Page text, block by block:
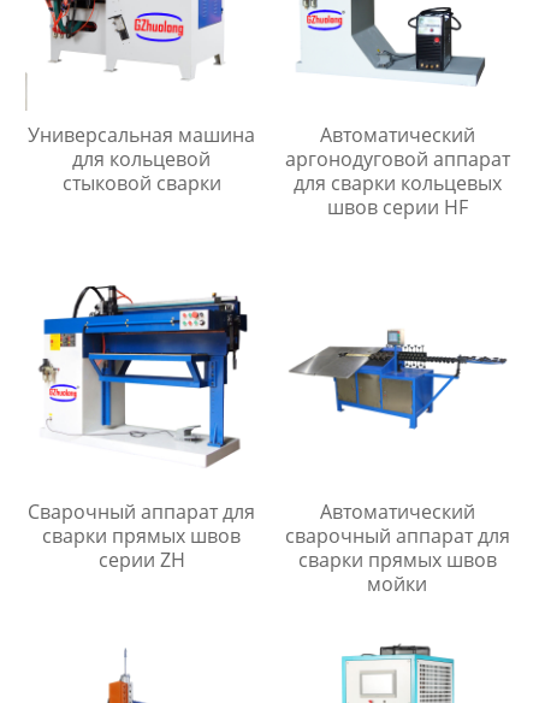
Универсальная машина
для кольцевой
стыковой сварки
Автоматический
аргонодуговой аппарат
для сварки кольцевых
швов серии HF
Сварочный аппарат для
сварки прямых швов
серии ZH
Автоматический
сварочный аппарат для
сварки прямых швов
мойки